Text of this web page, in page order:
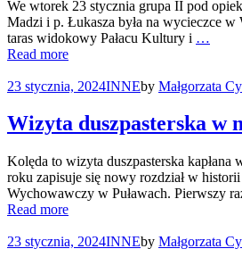
We wtorek 23 stycznia grupa II pod
Madzi i p. Łukasza była na wycieczce
taras widokowy Pałacu Kultury i …
Read more
23 stycznia, 2024INNEby Małgorzata
Wizyta duszpasterska w
Kolęda to wizyta duszpasterska kapłana
roku zapisuje się nowy rozdział w
Wychowawczy w Puławach. Pierwszy
Read more
23 stycznia, 2024INNEby Małgorzata